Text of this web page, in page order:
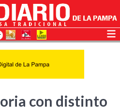
con distinto